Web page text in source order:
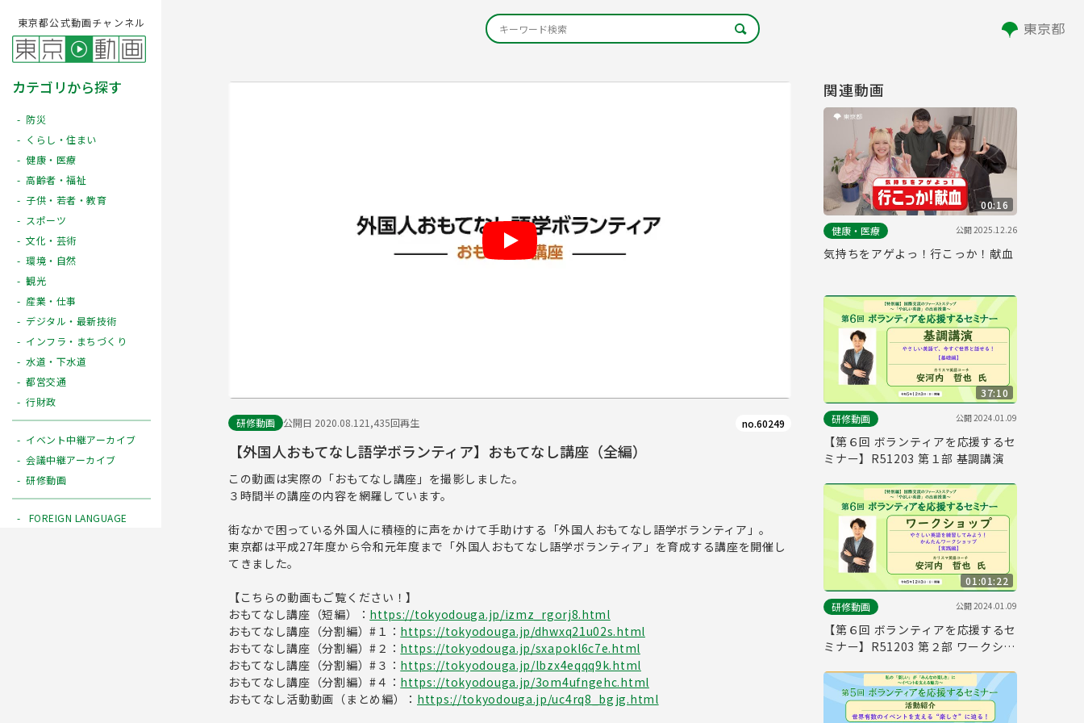
東京都公式動画チャンネル
カテゴリから探す
防災
くらし・住まい
健康・医療
高齢者・福祉
子供・若者・教育
スポーツ
文化・芸術
環境・自然
観光
産業・仕事
デジタル・最新技術
インフラ・まちづくり
水道・下水道
都営交通
行財政
イベント中継アーカイブ
会議中継アーカイブ
研修動画
FOREIGN LANGUAGE
研修動画 公開日 2020.08.121,435回再生 no.60249
【外国人おもてなし語学ボランティア】おもてなし講座（全編）
この動画は実際の「おもてなし講座」を撮影しました。
３時間半の講座の内容を網羅しています。
街なかで困っている外国人に積極的に声をかけて手助けする「外国人おもてなし語学ボランティア」。
東京都は平成27年度から令和元年度まで「外国人おもてなし語学ボランティア」を育成する講座を開催し
てきました。
【こちらの動画もご覧ください！】
おもてなし講座（短編）： https://tokyodouga.jp/izmz_rgorj8.html
おもてなし講座（分割編）#１： https://tokyodouga.jp/dhwxq21u02s.html
おもてなし講座（分割編）#２： https://tokyodouga.jp/sxapokl6c7e.html
おもてなし講座（分割編）#３： https://tokyodouga.jp/lbzx4eqqq9k.html
おもてなし講座（分割編）#４： https://tokyodouga.jp/3om4ufngehc.html
おもてなし活動動画（まとめ編）： https://tokyodouga.jp/uc4rq8_bgjg.html
関連動画
00:16
健康・医療
公開2025.12.26
気持ちをアゲよっ！行こっか！献血
37:10
研修動画
公開2024.01.09
【第６回 ボランティアを応援するセ
ミナー】R51203 第１部 基調講演
01:01:22
研修動画
公開2024.01.09
【第６回 ボランティアを応援するセ
ミナー】R51203 第２部 ワークショ